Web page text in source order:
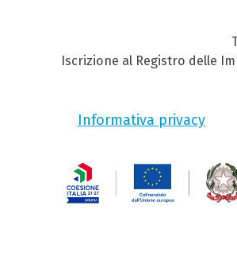
Iscrizione al Registro delle
Informativa privacy